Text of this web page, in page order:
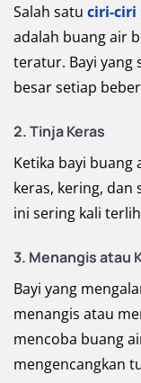
Salah satu ciri-ciri
adalah buang air
teratur. Bayi yang
besar setiap
2. Tinja Keras
Ketika bayi buang
keras, kering, dan
ini sering kali
3. Menangis atau
Bayi yang
menangis atau
mencoba buang
mengencangkan